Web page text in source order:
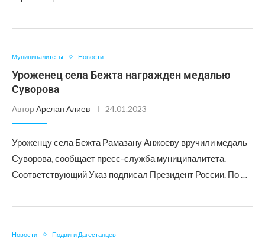
Муниципалитеты Новости
Уроженец села Бежта награжден медалью
Суворова
Автор Арслан Алиев 24.01.2023
Уроженцу села Бежта Рамазану Анжоеву вручили медаль
Суворова, сообщает пресс-служба муниципалитета.
Соответствующий Указ подписал Президент России. По …
Новости Подвиги Дагестанцев